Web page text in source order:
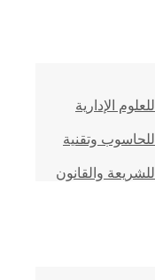
الإدارية
للحاسوب وتقنية
والقانون